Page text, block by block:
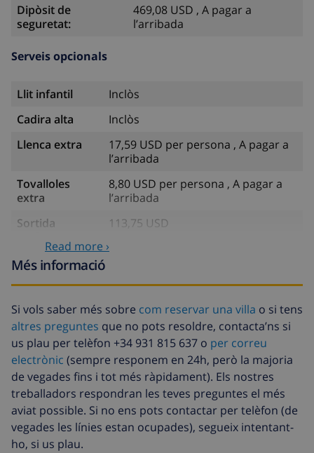
Dipòsit de
seguretat:
469,08 USD , A pagar a
l’arribada
Serveis opcionals
Llit infantil
Inclòs
Cadira alta
Inclòs
Llenca extra
17,59 USD per persona , A pagar a
l’arribada
Tovalloles
extra
8,80 USD per persona , A pagar a
l’arribada
Sortida
113,75 USD
Neteja extra
Fons de
cancel·lació :
4.80% De la quantitat total
Read more ›
Més informació
Si vols saber més sobre com reservar una villa o si tens
altres preguntes que no pots resoldre, contacta’ns si
us plau per telèfon +34 931 815 637 o per correu
electrònic (sempre responem en 24h, però la majoria
de vegades fins i tot més ràpidament). Els nostres
treballadors respondran les teves preguntes el més
aviat possible. Si no ens pots contactar per telèfon (de
vegades les línies estan ocupades), segueix intentant-
ho, si us plau.